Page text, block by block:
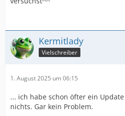
Kermitlady
Vielschreiber
1. August 2025 um 06:15
... ich habe schon öfter ein
nichts. Gar kein Problem.